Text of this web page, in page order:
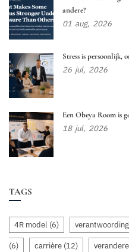
andere?
01 aug, 2026
Stress is persoonlijk,
26 jul, 2026
Een Obeya Room is
18 jul, 2026
TAGS
4R model (6) verantwoording
(6) carrière (12)